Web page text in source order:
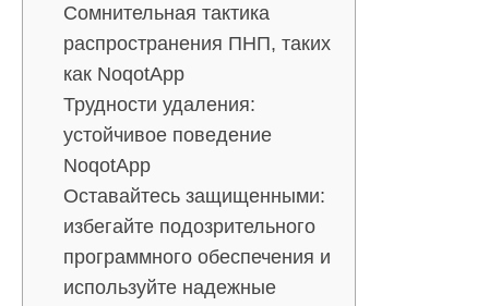
Сомнительная тактика
распространения ПНП, таких
как NoqotApp
Трудности удаления:
устойчивое поведение
NoqotApp
Оставайтесь защищенными:
избегайте подозрительного
программного обеспечения и
используйте надежные